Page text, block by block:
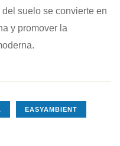
suelo se convierte en
y promover la
EASYAMBIENT